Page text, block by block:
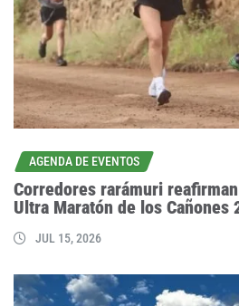
AGENDA DE EVENTOS
Corredores rarámuri
Ultra Maratón de los Cañones
JUL 15, 2026